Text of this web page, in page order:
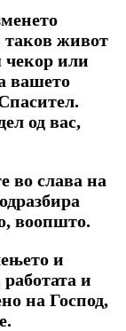
таков живот
чекор или
вашето
од вас,
во слава на
воопшто.
и
и
на Господ,